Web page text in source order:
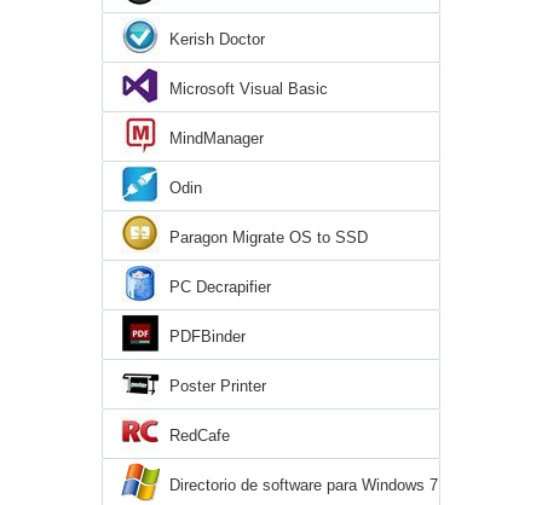
Kerish Doctor
Microsoft Visual Basic
MindManager
Odin
Paragon Migrate OS to SSD
PC Decrapifier
PDFBinder
Poster Printer
RedCafe
Directorio de software para Windows 7